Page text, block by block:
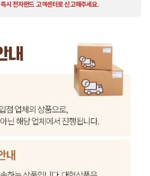
즉시 전자랜드 고객센터로 신고해주세요.